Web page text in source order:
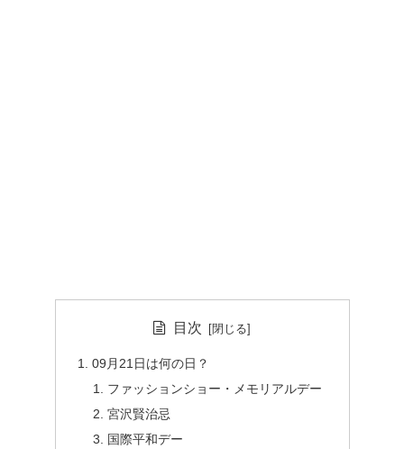
目次
09月21日は何の日？
ファッションショー・メモリアルデー
宮沢賢治忌
国際平和デー